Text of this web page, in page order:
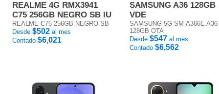
REALME 4G RMX3941
C75 256GB NEGRO SB IU
REALME C75 256GB NEGRO SB
Desde $502 al mes
Contado $6,021
SAMSUNG A36 128GB
VDE
SAMSUNG 5G SM-A366E A36
128GB OTA
Desde $547 al mes
Contado $6,562